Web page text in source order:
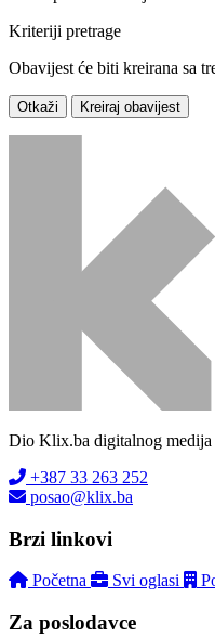
Kriteriji pretrage
Obavijest će biti kreirana sa
Otkaži Kreiraj obavijest
Dio Klix.ba digitalnog medija
+387 33 263 252
posao@klix.ba
Brzi linkovi
Početna Svi oglasi
Za poslodavce